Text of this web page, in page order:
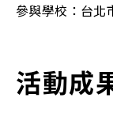
參與學校：台北
活動成